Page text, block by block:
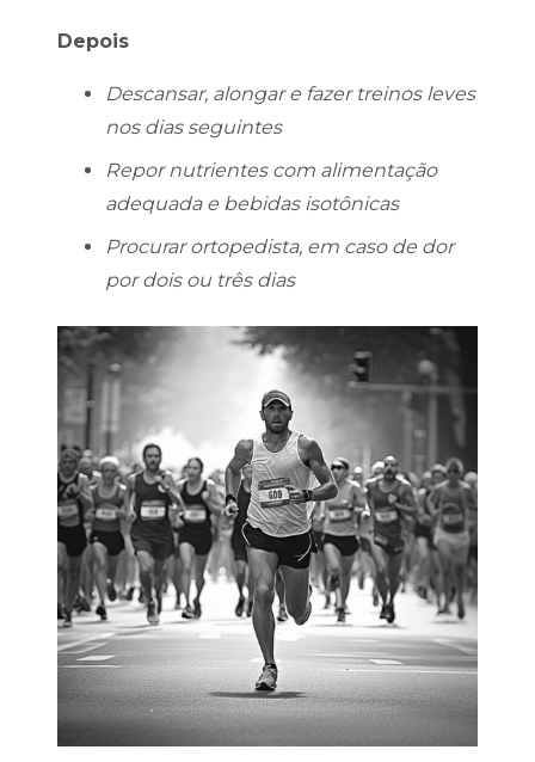
Depois
Descansar, alongar e fazer treinos leves
nos dias seguintes
Repor nutrientes com alimentação
adequada e bebidas isotônicas
Procurar ortopedista, em caso de dor
por dois ou três dias